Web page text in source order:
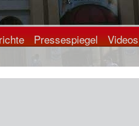
auf dem Ort liegt .
Videos
Pressespiegel